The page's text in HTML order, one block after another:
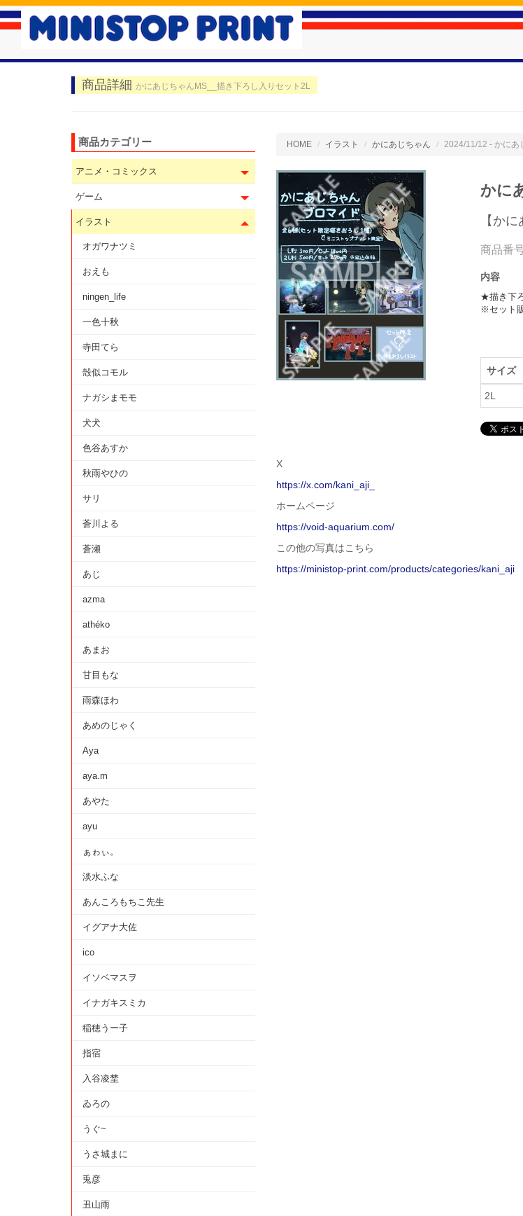
商品詳細 かにあじちゃんMS__描き下ろし入りセット2L
HOME イラスト かにあじちゃん 2024/11/12 - かにあ
かに
【か
商品番
内容
★描き下
※セット
サイズ
2L
X
https://x.com/kani_aji_
ホームページ
https://void-aquarium.com/
この他の写真はこちら
https://ministop-print.com/products/categories/kani_aji
商品カテゴリー
アニメ・コミックス
ゲーム
イラスト
オガワナツミ
おえも
ningen_life
一色十秋
寺田てら
殻似コモル
ナガシまモモ
犬犬
色谷あすか
秋雨やひの
サリ
蒼川よる
蒼瀬
あじ
azma
athéko
あまお
甘目もな
雨森ほわ
あめのじゃく
Aya
aya.m
あやた
ayu
ぁゎぃ。
淡水ふな
あんころもちこ先生
イグアナ大佐
ico
イソベマスヲ
イナガキスミカ
稲穂うー子
指宿
入谷凌埜
ゐろの
うぐ~
うさ城まに
兎彦
丑山雨